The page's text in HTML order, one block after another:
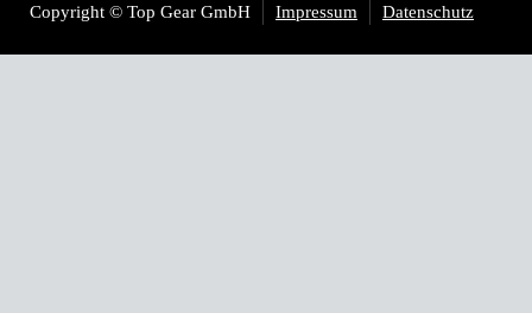
Copyright © Top Gear GmbH Impressum Datenschutz